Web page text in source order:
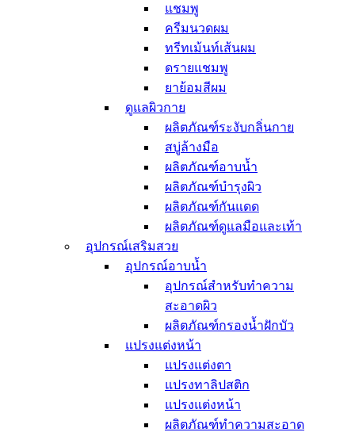
สำหรับเด็ก
เครื่องออกกำลังกาย
Seoul Made
แชมพู
ครีมนวดผม
ทรีทเม้นท์เส้นผม
ดรายแชมพู
ยาย้อมสีผม
ดูแลผิวกาย
ผลิตภัณฑ์ระงับกลิ่นกาย
สบู่ล้างมือ
ผลิตภัณฑ์อาบน้ำ
ผลิตภัณฑ์บำรุงผิว
ผลิตภัณฑ์กันแดด
ผลิตภัณฑ์ดูแลมือและเท้า
อุปกรณ์เสริมสวย
อุปกรณ์อาบน้ำ
อุปกรณ์สำหรับทำความ
สะอาดผิว
ผลิตภัณฑ์กรองน้ำฝักบัว
แปรงแต่งหน้า
แปรงแต่งตา
แปรงทาลิปสติก
แปรงแต่งหน้า
ผลิตภัณฑ์ทำความสะอาด